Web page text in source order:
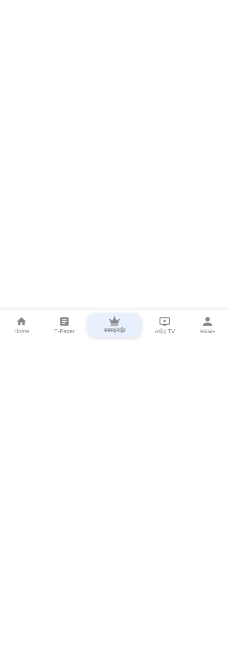
Home E-Paper सबस्क्राईब लाईव्ह TV सकाळ+